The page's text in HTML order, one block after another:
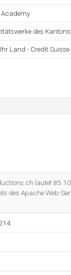
Academy
des
Land - Credit Suisse
lautet
des Apache Web-